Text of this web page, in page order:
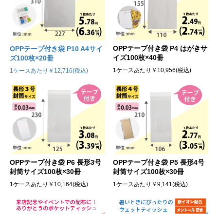
OPPテープ付き袋 P10 A4サイ
ズ100枚×20冊
1ケースあたり￥12,716(税込)
OPPテープ付き袋 P4 はがきサ
イズ100枚×40冊
1ケースあたり￥10,956(税込)
OPPテープ付き袋 P6 長形3号
封筒サイズ100枚×30冊
1ケースあたり￥10,164(税込)
OPPテープ付き袋 P5 長形4号
封筒サイズ100枚×30冊
1ケースあたり￥9,141(税込)